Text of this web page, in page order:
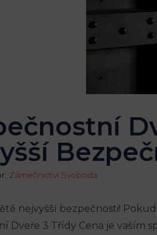
Zámečnictví Svoboda
nejvyšší bezpečnosti!
Dveře 3 Třídy Cena je vaším